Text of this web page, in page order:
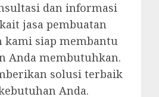
dan informasi
jasa pembuatan
kami siap membantu
Anda membutuhkan.
solusi terbaik
Anda.